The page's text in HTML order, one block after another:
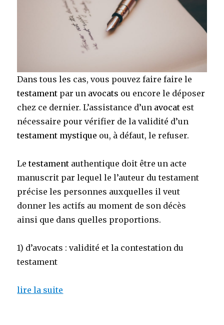
Dans tous les cas, vous pouvez faire faire le
testament par un avocats ou encore le déposer
chez ce dernier. L’assistance d’un avocat est
nécessaire pour vérifier de la validité d’un
testament mystique ou, à défaut, le refuser.
Letestament authentique doit être un acte
manuscrit par lequel le l’auteur du testament
précise les personnes auxquelles il veut
donner les actifs au moment de son décès
ainsi que dans quelles proportions.
1) d’avocats : validité et la contestation du
testament
lire la suite